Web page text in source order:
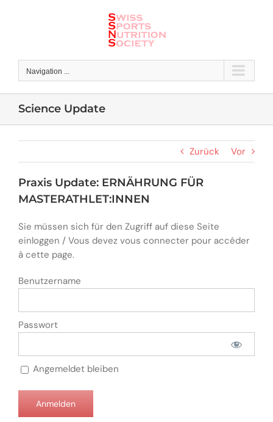
Navigation ...
Science Update
Zurück Vor
Praxis Update: ERNÄHRUNG FÜR
MASTERATHLET:INNEN
Sie müssen sich für den Zugriff auf diese Seite
einloggen / Vous devez vous connecter pour accéder
à cette page.
Benutzername
Passwort
Angemeldet bleiben